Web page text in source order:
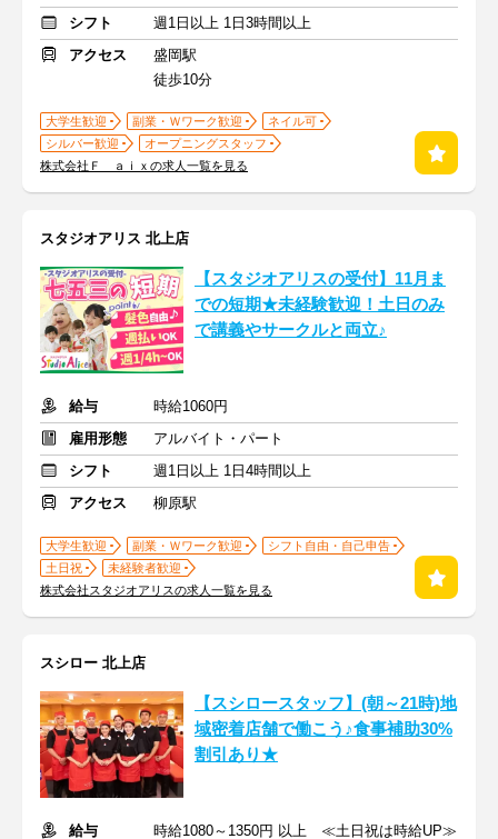
シフト
週1日以上 1日3時間以上
アクセス
盛岡駅
徒歩10分
大学生歓迎 副業・Ｗワーク歓迎
ネイル可
シルバー歓迎
オープニングスタッフ
株式会社Ｆ ａｉｘの求人一覧を見る
スタジオアリス 北上店
【スタジオアリスの受付】11月ま
での短期★未経験歓迎！土日のみ
で講義やサークルと両立♪
給与
時給1060円
雇用形態
アルバイト・パート
シフト
週1日以上 1日4時間以上
アクセス
柳原駅
大学生歓迎 副業・Ｗワーク歓迎
シフト自由・自己申告
土日祝
未経験者歓迎
株式会社スタジオアリスの求人一覧を見る
スシロー 北上店
【スシロースタッフ】(朝～21時)地
域密着店舗で働こう♪食事補助30%
割引あり★
給与
時給1080～1350円 以上 ≪土日祝は時給UP≫